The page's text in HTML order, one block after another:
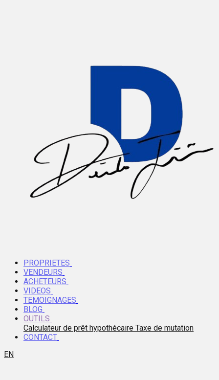
PROPRIETES
VENDEURS
ACHETEURS
VIDEOS
TEMOIGNAGES
BLOG
OUTILS
Calculateur de prêt hypothécaire Taxe de mutation
CONTACT
EN